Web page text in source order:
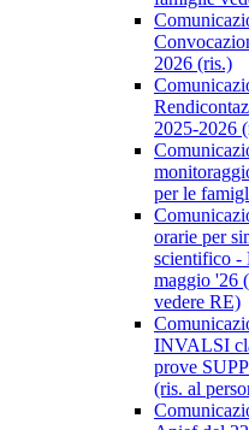
2026 (ris.)
2025-2026
per le
orarie per
scientifico -
maggio '26
vedere RE)
INVALSI
prove
(ris. al